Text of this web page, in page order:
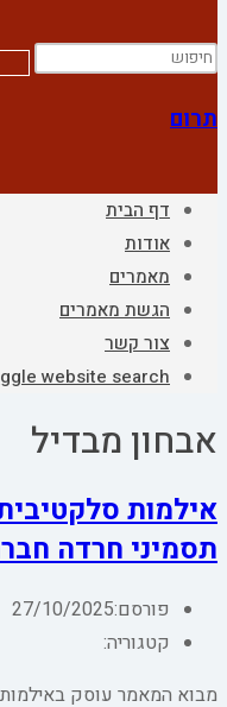
תרום
דף הבית
אודות
מאמרים
הגשת מאמרים
צור קשר
website search
אבחון מבדיל
אילמות
תסמיני חרדה
פורסם:27/10/2025
קטגוריה: